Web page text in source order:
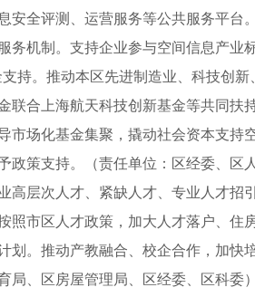
安全评测、运营服务等公共服务平台
务机制。支持企业参与空间信息产
持。推动本区先进制造业、科技创
联合上海航天科技创新基金等共同
市场化基金集聚，撬动社会资本支
政策支持。（责任单位：区经委、
高层次人才、紧缺人才、专业人才招
照市区人才政策，加大人才落户、
划。推动产教融合、校企合作，加
局、区房屋管理局、区经委、区科